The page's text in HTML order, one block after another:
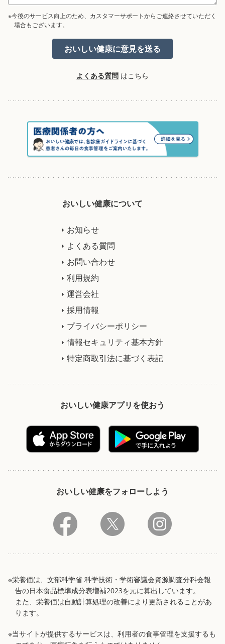
※今後のサービス向上のため、カスタマーサポートからご連絡させていただく
場合もございます。
よくある質問 はこちら
おいしい健康について
お知らせ
よくある質問
お問い合わせ
利用規約
運営会社
採用情報
プライバシーポリシー
情報セキュリティ基本方針
特定商取引法に基づく表記
おいしい健康アプリを使おう
おいしい健康をフォローしよう
※栄養価は、文部科学省 科学技術・学術審議会資源調査分科会報
告の日本食品標準成分表増補2023を元に算出しています。
また、栄養価は自動計算処理の改善により更新されることがあ
ります。
※当サイトが提供するサービスは、利用者の食事管理を支援するも